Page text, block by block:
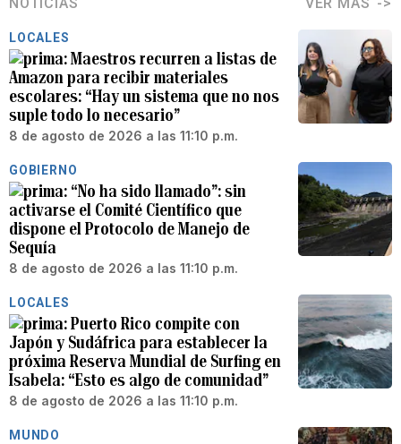
LOCALES
Maestros recurren a listas de
Amazon para recibir materiales
escolares: “Hay un sistema que no nos
suple todo lo necesario”
8 de agosto de 2026 a las 11:10 p.m.
GOBIERNO
“No ha sido llamado”: sin
activarse el Comité Científico que
dispone el Protocolo de Manejo de
Sequía
8 de agosto de 2026 a las 11:10 p.m.
LOCALES
Puerto Rico compite con
Japón y Sudáfrica para establecer la
próxima Reserva Mundial de Surfing en
Isabela: “Esto es algo de comunidad”
8 de agosto de 2026 a las 11:10 p.m.
MUNDO